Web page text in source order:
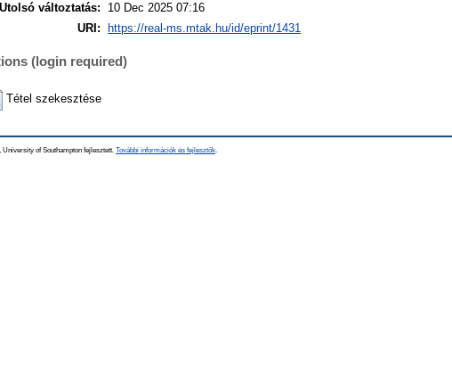
Utolsó változtatás:
10 Dec 2025 07:16
URI:
https://real-ms.mtak.hu/id/eprint/1431
(login required)
Tétel szekesztése
, University of Southampton fejlesztett. További információk és fejlesztők